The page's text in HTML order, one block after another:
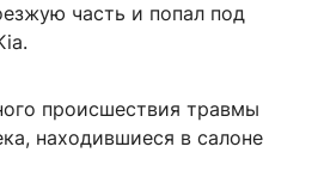
часть и попал под
происшествия травмы
находившиеся в салоне